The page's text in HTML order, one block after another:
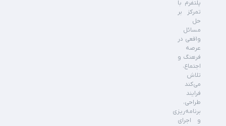
پلتفرم با
تمرکز بر
حل
مسائل
واقعی در
عرصه
فرهنگ و
اجتماع،
تلاش
می‌کند
فرایند
طراحی،
برنامه‌ریزی
و اجرای